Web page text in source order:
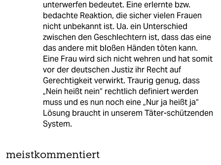
unterwerfen bedeutet. Eine erlernte bzw.
bedachte Reaktion, die sicher vielen Frauen
nicht unbekannt ist. Ua. ein Unterschied
zwischen den Geschlechtern ist, dass das eine
das andere mit bloßen Händen töten kann.
Eine Frau wird sich nicht wehren und hat somit
vor der deutschen Justiz ihr Recht auf
Gerechtigkeit verwirkt. Traurig genug, dass
„Nein heißt nein“ rechtlich definiert werden
muss und es nun noch eine „Nur ja heißt ja“
Lösung braucht in unserem Täter-schützenden
System.
meistkommentiert